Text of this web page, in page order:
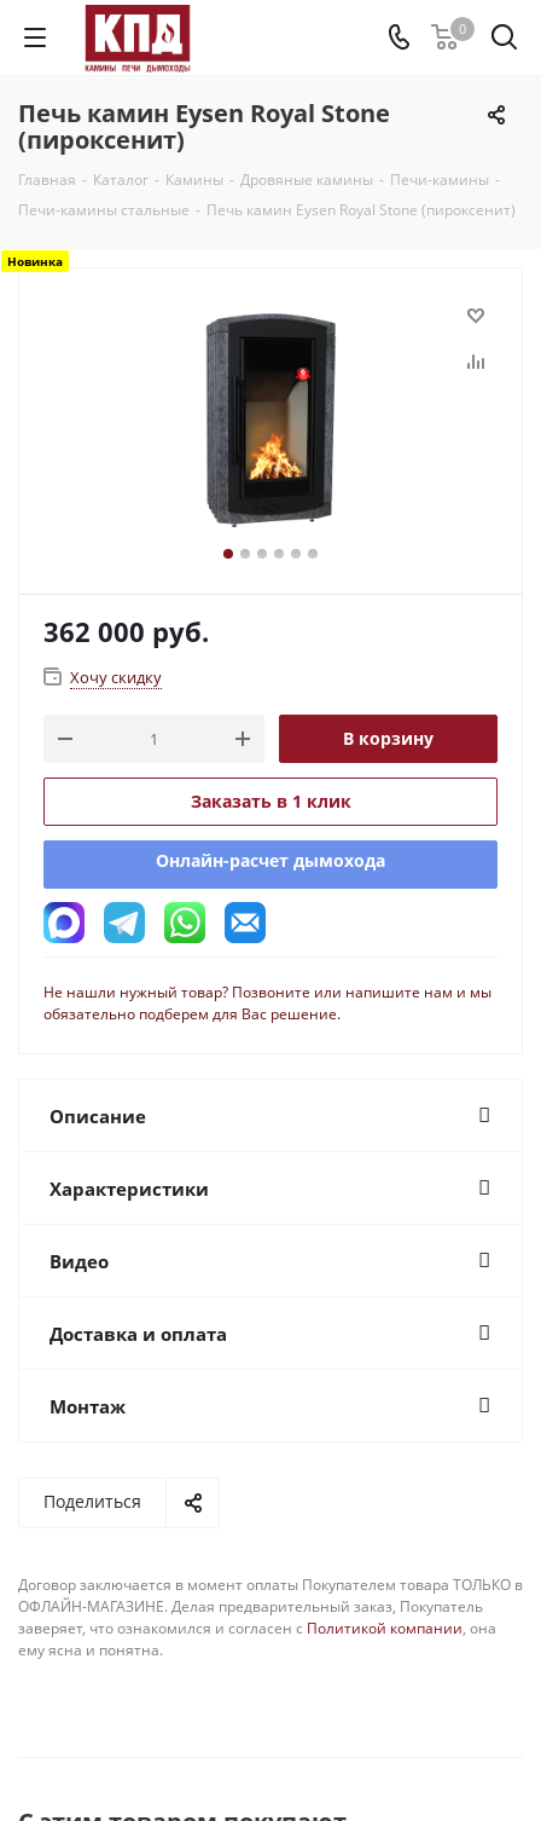
0
Печь камин Eysen Royal Stone
(пироксенит)
Главная - Каталог - Камины - Дровяные камины - Печи-камины -
Печи-камины стальные - Печь камин Eysen Royal Stone (пироксенит)
Новинка
362 000 руб.
Хочу скидку
В корзину
Заказать в 1 клик
Онлайн-расчет дымохода
Не нашли нужный товар? Позвоните или напишите нам и мы
обязательно подберем для Вас решение.
Описание
Характеристики
Видео
Доставка и оплата
Монтаж
Поделиться
Договор заключается в момент оплаты Покупателем товара ТОЛЬКО в
ОФЛАЙН-МАГАЗИНЕ. Делая предварительный заказ, Покупатель
заверяет, что ознакомился и согласен с Политикой компании, она
ему ясна и понятна.